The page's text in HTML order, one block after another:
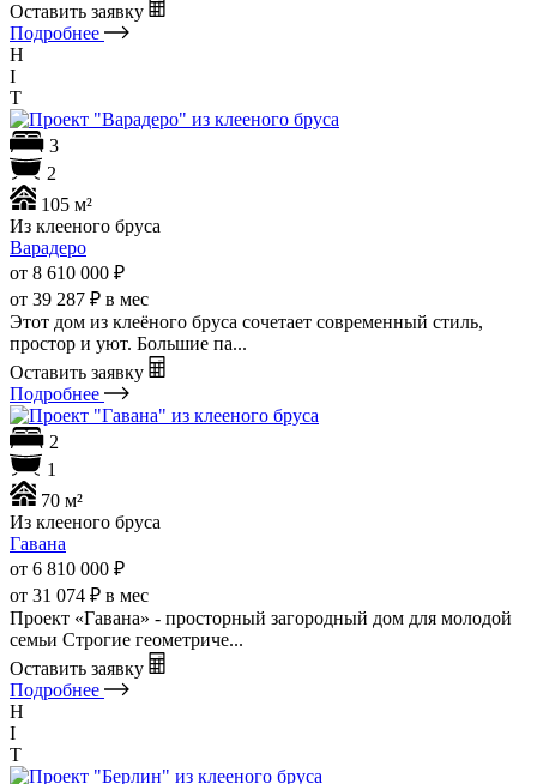
Оставить заявку
Подробнее
H
I
T
3
2
105 м²
Из клееного бруса
Варадеро
от 8 610 000 ₽
от 39 287 ₽ в мес
Этот дом из клеёного бруса сочетает современный стиль,
простор и уют. Большие па...
Оставить заявку
Подробнее
2
1
70 м²
Из клееного бруса
Гавана
от 6 810 000 ₽
от 31 074 ₽ в мес
Проект «Гавана» - просторный загородный дом для молодой
семьи Строгие геометриче...
Оставить заявку
Подробнее
H
I
T